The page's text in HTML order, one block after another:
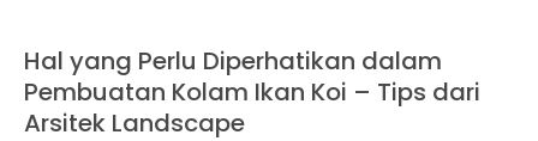
Hal yang Perlu Diperhatikan dalam
Pembuatan Kolam Ikan Koi – Tips dari
Arsitek Landscape